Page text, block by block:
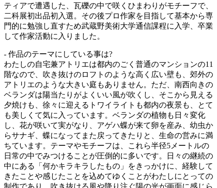
ティアで遭遇した、瓦礫の中で咲くひまわりがモチーフで、
二科展初出品初入選。その後プロ作家を目指して基本から専
門的に勉強し直すため武蔵野美術大学通信課程に入学、卒業
して作家活動に入りました。
- 作品のテーマにしている事は?
わたしの自宅兼アトリエは都内のごく普通のマンションの11
階なので、吹き抜けのロフトのような高く広い壁も、郊外の
アトリエのような大きい庭もありません。ただ、南西向きの
ベランダは陽当たりがよくいい風が吹くし、そこから見える
夕焼けも、徐々に迎えるトワイライトも都内の夜景も、とて
も美しくて気に入っています。ベランダの植物も日々変化
し、花が咲いて実がなり、アゲハ蝶が来て卵を産み、幼虫か
らサナギ、蝶になってまた戻ってきたりと、生命の営みに満
ちています。テーマやモチーフは、これら半径5メートルの
日常の中でみつけることが圧倒的に多いです。日々の継続の
中にある「何かキラキラしたもの」をきっかけに、経験して
きたことや感じたことを込めてゆくことがわたしにとっての
制作であり、吹き抜ける風や降り注ぐ陽の光が画面に感じら